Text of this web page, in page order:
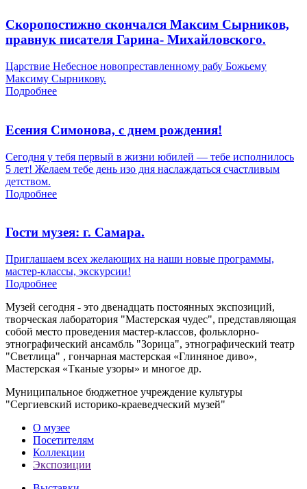
Скоропостижно скончался Максим Сырников,
правнук писателя Гарина- Михайловского.
Царствие Небесное новопреставленному рабу Божьему
Максиму Сырникову.
Подробнее
Есения Симонова, с днем рождения!
Сегодня у тебя первый в жизни юбилей — тебе исполнилось
5 лет! Желаем тебе день изо дня наслаждаться счастливым
детством.
Подробнее
Гости музея: г. Самара.
Приглашаем всех желающих на наши новые программы,
мастер-классы, экскурсии!
Подробнее
Музей сегодня - это двенадцать постоянных экспозиций,
творческая лаборатория "Мастерская чудес", представляющая
собой место проведения мастер-классов, фольклорно-
этнографический ансамбль "Зорица", этнографический театр
"Светлица" , гончарная мастерская «Глиняное диво»,
Мастерская «Тканые узоры» и многое др.
Муниципальное бюджетное учреждение культуры
"Сергиевский историко-краеведческий музей"
О музее
Посетителям
Коллекции
Экспозиции